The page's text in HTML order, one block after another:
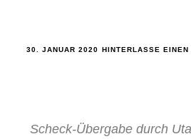
30. JANUAR 2020 HINTERLASSE EINEN
Scheck-Übergabe durch